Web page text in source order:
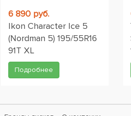
6 890 руб.
Ikon Character Ice 5
(Nordman 5) 195/55R16
91T XL
Подробнее